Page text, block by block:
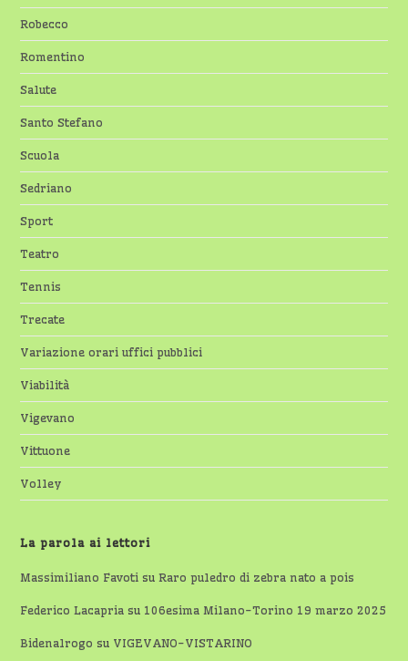
Robecco
Romentino
Salute
Santo Stefano
Scuola
Sedriano
Sport
Teatro
Tennis
Trecate
Variazione orari uffici pubblici
Viabilità
Vigevano
Vittuone
Volley
La parola ai lettori
Massimiliano Favoti suRaro puledro di zebra nato a pois
Federico Lacapria su 106esima Milano-Torino 19 marzo 2025
Bidenalrogo su VIGEVANO-VISTARINO